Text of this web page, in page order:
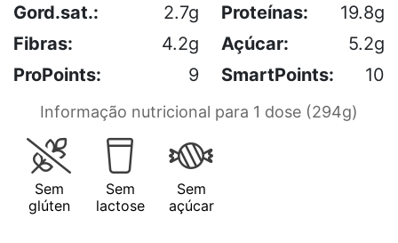
Gord.sat.:
2.7g Proteínas:
19.8g
Fibras:
4.2g Açúcar:
5.2g
ProPoints:
9 SmartPoints: 10
Informação nutricional para 1 dose (294g)
Sem
glúten
Sem
lactose
Sem
açúcar